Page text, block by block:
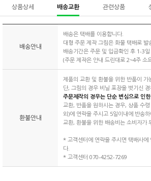
상품상세 배송교환 관련상품
배송안내
배송은 택배를 이용합니다.
대형 주문 제작 그림은 화물 택배로 발
배송기간은 주문 및 입금확인 후 1-3
(주문 제작은 안내 드린대로 2~4주 소
환불안내
제품의 교환 및 환불을 위한 반품이 가
단, 그림의 경우 비닐 포장을 벗기신
주문제작의 경우는 단순 변심으로 인
교환, 반품을 원하시는 경우, 상품 수
외)에 연락을 주시고 5일이내에 반송
교환, 환불을 위한 배송비는 소비자가
* 고객센터에 연락을 주시면 택배사에
다.
* 고객센터 070-4252-7269